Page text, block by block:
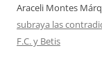
Araceli Montes
subraya las
F.C. y Betis